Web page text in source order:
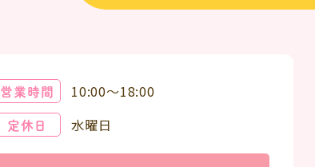
営業時間
10:00～18:00
定休日
水曜日